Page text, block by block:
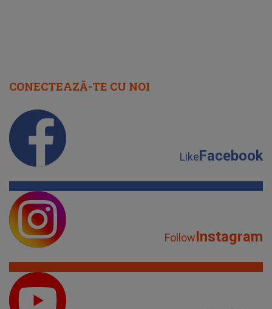
CONECTEAZĂ-TE CU NOI
LikeFacebook
FollowInstagram